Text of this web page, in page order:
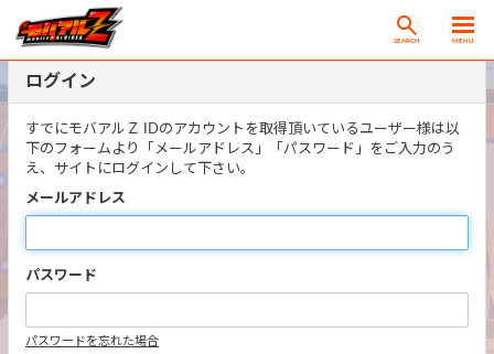
SEARCH MENU
ログイン
すでにモバアルＺ IDのアカウントを取得頂いているユーザー様は以
下のフォームより「メールアドレス」「パスワード」をご入力のう
え、サイトにログインして下さい。
メールアドレス
パスワード
パスワードを忘れた場合